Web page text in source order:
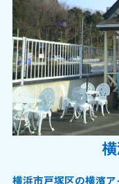
横浜市戸塚区の横濱